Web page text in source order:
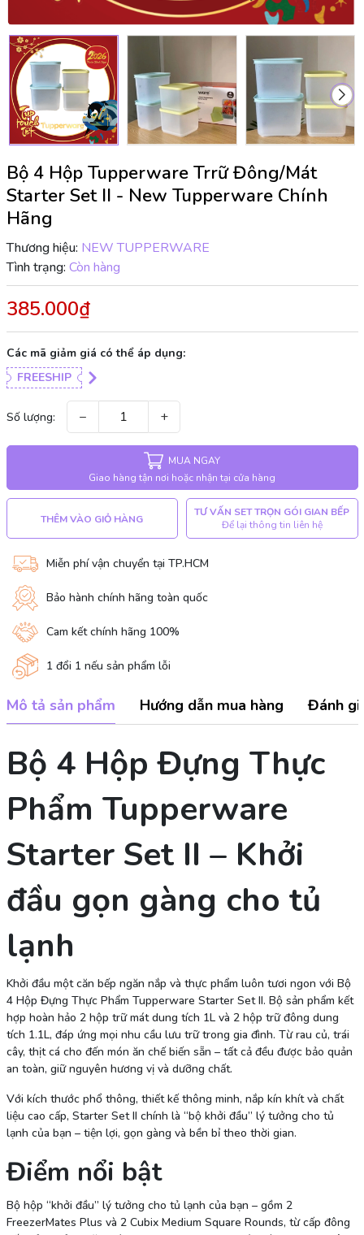
Bộ 4 Hộp Tupperware Trrữ Đông/Mát
Starter Set II - New Tupperware Chính
Hãng
Thương hiệu: NEW TUPPERWARE
Tình trạng: Còn hàng
385.000₫
Các mã giảm giá có thể áp dụng:
FREESHIP
Số lượng: − +
MUA NGAY
Giao hàng tận nơi hoặc nhận tại cửa hàng
THÊM VÀO GIỎ HÀNG
TƯ VẤN SET TRỌN GÓI GIAN BẾP
Để lại thông tin liên hệ
Miễn phí vận chuyển tại TP.HCM
Bảo hành chính hãng toàn quốc
Cam kết chính hãng 100%
1 đổi 1 nếu sản phẩm lỗi
Mô tả sản phẩm Hướng dẫn mua hàng Đánh
Bộ 4 Hộp Đựng Thực
Phẩm Tupperware
Starter Set II – Khởi
đầu gọn gàng cho tủ
lạnh
Khởi đầu một căn bếp ngăn nắp và thực phẩm luôn tươi ngon với Bộ
4 Hộp Đựng Thực Phẩm Tupperware Starter Set II. Bộ sản phẩm kết
hợp hoàn hảo 2 hộp trữ mát dung tích 1L và 2 hộp trữ đông dung
tích 1.1L, đáp ứng mọi nhu cầu lưu trữ trong gia đình. Từ rau củ, trái
cây, thịt cá cho đến món ăn chế biến sẵn – tất cả đều được bảo quản
an toàn, giữ nguyên hương vị và dưỡng chất.
Với kích thước phổ thông, thiết kế thông minh, nắp kín khít và chất
liệu cao cấp, Starter Set II chính là “bộ khởi đầu” lý tưởng cho tủ
lạnh của bạn – tiện lợi, gọn gàng và bền bỉ theo thời gian.
Điểm nổi bật
Bộ hộp “khởi đầu” lý tưởng cho tủ lạnh của bạn – gồm 2
FreezerMates Plus và 2 Cubix Medium Square Rounds, từ cấp đông